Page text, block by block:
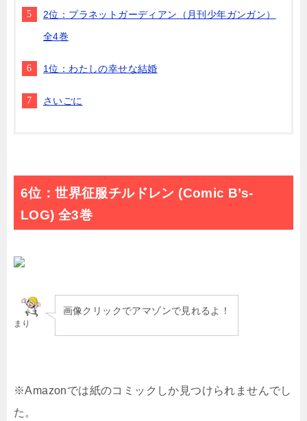
2位：プラネットガーディアン（月刊少年ガンガン）
全4巻
1位：わたしの幸せな結婚
さいごに
6位：世界征服チルドレン (Comic B’s-
LOG) 全3巻
まり
画像クリックでアマゾンで見れるよ！
※Amazonでは紙のコミックしか見つけられませんでし
た。